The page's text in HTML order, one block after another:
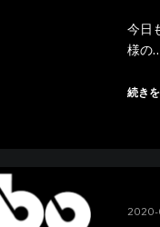
今日
様の
続き